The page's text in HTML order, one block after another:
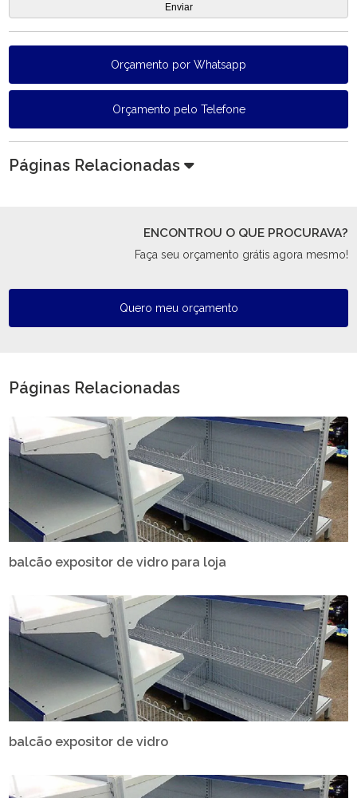
Orçamento por Whatsapp
Orçamento pelo Telefone
Páginas Relacionadas
ENCONTROU O QUE PROCURAVA?
Faça seu orçamento grátis agora mesmo!
Quero meu orçamento
Páginas Relacionadas
balcão expositor de vidro para loja
balcão expositor de vidro